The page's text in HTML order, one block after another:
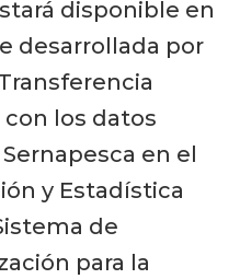
disponible en
desarrollada por
con los datos
en el
y Estadística
de
para la